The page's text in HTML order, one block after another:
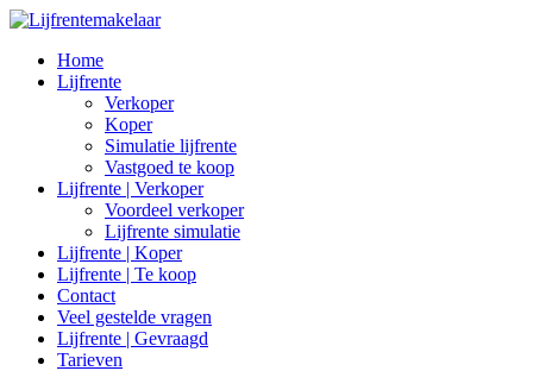
Home
Lijfrente
Verkoper
Koper
Simulatie lijfrente
Vastgoed te koop
Lijfrente | Verkoper
Voordeel verkoper
Lijfrente simulatie
Lijfrente | Koper
Lijfrente | Te koop
Contact
Veel gestelde vragen
Lijfrente | Gevraagd
Tarieven